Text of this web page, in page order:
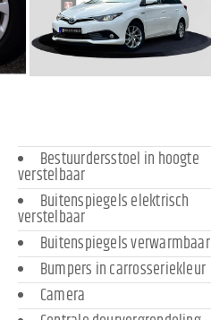
Bestuurdersstoel in hoogte
verstelbaar
Buitenspiegels elektrisch
verstelbaar
Buitenspiegels verwarmbaar
Bumpers in carrosseriekleur
Camera